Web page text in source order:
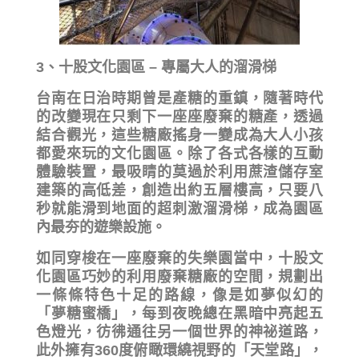
3、十股文化園區 – 專屬大人的溜滑梯
台南在日治時期曾是產糖的重鎮，隨著時代
的改變現在只剩下一座座廢棄的糖產，透過
結合觀光，這些糖廠搖身一變成為大人小孩
都愛來玩的文化園區。除了各式各樣的互動
體驗裝置，最吸睛的莫過於利用蔗渣儲存室
建築的高低差，創造出約五層樓高，只要八
秒就能滑到地面的超刺激溜滑梯，成為園區
內最夯的遊樂設施。
如同穿梭在一座廢棄的失樂園當中，十股文
化園區巧妙的利用廢棄糖廠的空間，規劃出
一條條特色十足的路線，像是如夢似幻的
「夢糖蜜橋」，每到夜晚總在黑暗中亮起五
色燈光，彷彿通往另一個世界的神祕道路，
此外擁有360度俯瞰環繞視野的「天堂路」，